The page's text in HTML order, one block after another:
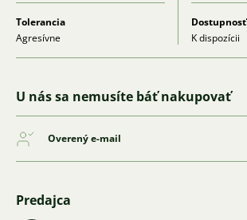
Tolerancia
Agresívne
Dostupnosť
K dispozícii
U nás sa nemusíte báť nakupovať
Overený e-mail
Predajca